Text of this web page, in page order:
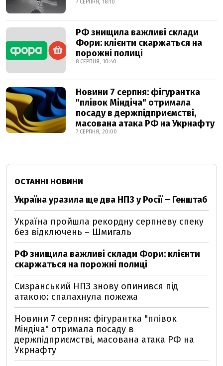
7 СЕРПНЯ, 18:10
РФ знищила важливі склади
Фори: клієнти скаржаться на
порожні полиці
8 СЕРПНЯ, 10:40
Новини 7 серпня: фігурантка
"плівок Міндіча" отримала
посаду в держпідприємстві,
масована атака РФ на Укрнафту
7 СЕРПНЯ, 20:00
ОСТАННІ НОВИНИ
Україна уразила ще два НПЗ у Росії – Генштаб
Україна пройшла рекордну серпневу спеку
без відключень – Шмигаль
РФ знищила важливі склади Фори: клієнти
скаржаться на порожні полиці
Сизранський НПЗ знову опинився під
атакою: спалахнула пожежа
Новини 7 серпня: фігурантка "плівок
Міндіча" отримала посаду в
держпідприємстві, масована атака РФ на
Укрнафту